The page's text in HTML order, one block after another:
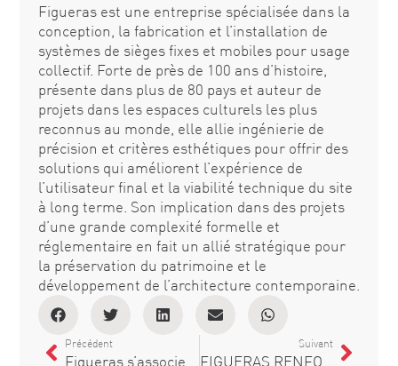
Figueras est une entreprise spécialisée dans la
conception, la fabrication et l’installation de
systèmes de sièges fixes et mobiles pour usage
collectif. Forte de près de 100 ans d’histoire,
présente dans plus de 80 pays et auteur de
projets dans les espaces culturels les plus
reconnus au monde, elle allie ingénierie de
précision et critères esthétiques pour offrir des
solutions qui améliorent l’expérience de
l’utilisateur final et la viabilité technique du site
à long terme. Son implication dans des projets
d’une grande complexité formelle et
réglementaire en fait un allié stratégique pour
la préservation du patrimoine et le
développement de l’architecture contemporaine.
Précédent Suivant